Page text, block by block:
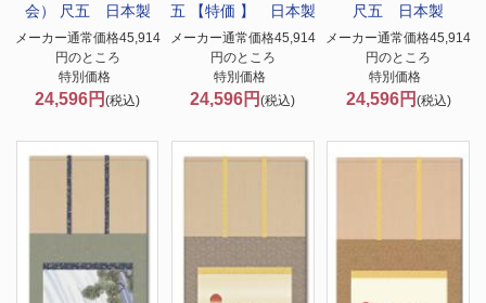
会） 尺五 日本製
メーカー通常価格45,914
円のところ
特別価格
24,596円(税込)
五 【特価 】 日本製
メーカー通常価格45,914
円のところ
特別価格
24,596円(税込)
尺五 日本製
メーカー通常価格45,914
円のところ
特別価格
24,596円 (税込)